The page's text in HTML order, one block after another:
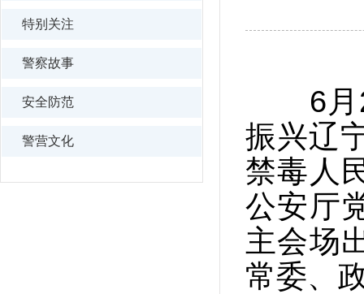
特别关注
警察故事
安全防范
警营文化
6月22
振兴辽
禁毒人
公安厅
主会场
常委、